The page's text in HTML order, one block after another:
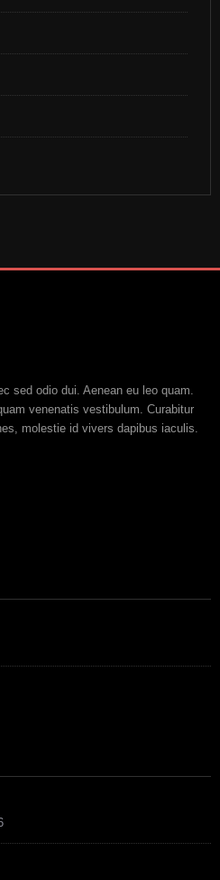
sed odio dui. Aenean eu leo quam.
venenatis vestibulum. Curabitur
molestie id vivers dapibus iaculis.